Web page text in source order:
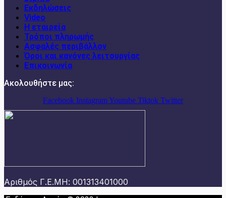
Εκδηλώσεις
Video
Η εταιρεία
Τρόποι πληρωμής
Ασφαλές περιβάλλον
Όροι και κανόνες λειτουργίας
Επικοινωνία
Ακολουθήστε μας:
Facebook InstagramYoutube Tiktok Twitter
Αριθμός Γ.Ε.ΜΗ: 001313401000